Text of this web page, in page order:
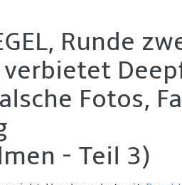
Runde
Fotos,
- Teil 3)